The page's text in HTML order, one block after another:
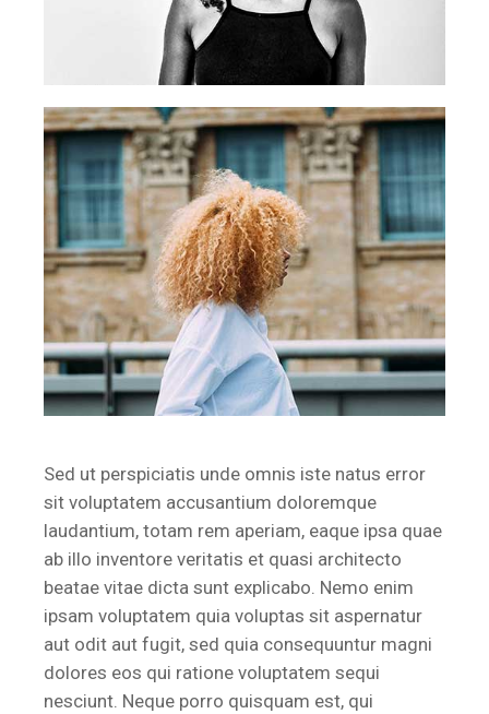
Sed ut perspiciatis unde omnis iste natus error
sit voluptatem accusantium doloremque
laudantium, totam rem aperiam, eaque ipsa quae
ab illo inventore veritatis et quasi architecto
beatae vitae dicta sunt explicabo. Nemo enim
ipsam voluptatem quia voluptas sit aspernatur
aut odit aut fugit, sed quia consequuntur magni
dolores eos qui ratione voluptatem sequi
nesciunt. Neque porro quisquam est, qui